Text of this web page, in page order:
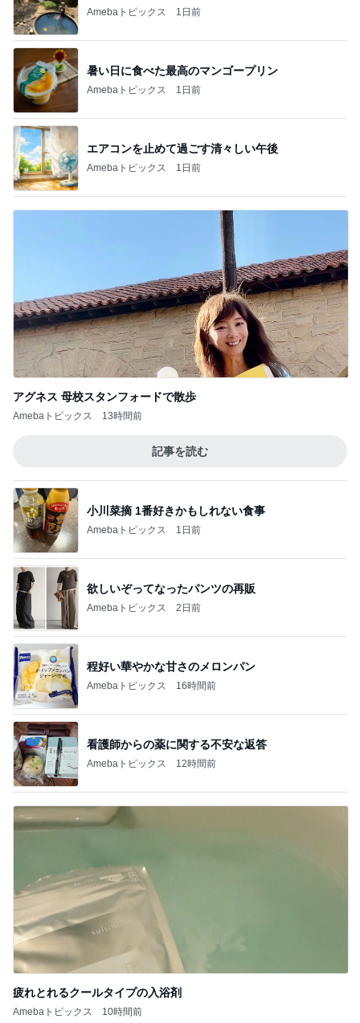
Amebaトピックス 1日前
暑い日に食べた最高のマンゴープリン
Amebaトピックス 1日前
エアコンを止めて過ごす清々しい午後
Amebaトピックス 1日前
アグネス 母校スタンフォードで散歩
Amebaトピックス 13時間前
記事を読む
小川菜摘 1番好きかもしれない食事
Amebaトピックス 1日前
欲しいぞってなったパンツの再販
Amebaトピックス 2日前
程好い華やかな甘さのメロンパン
Amebaトピックス 16時間前
看護師からの薬に関する不安な返答
Amebaトピックス 12時間前
疲れとれるクールタイプの入浴剤
Amebaトピックス 10時間前